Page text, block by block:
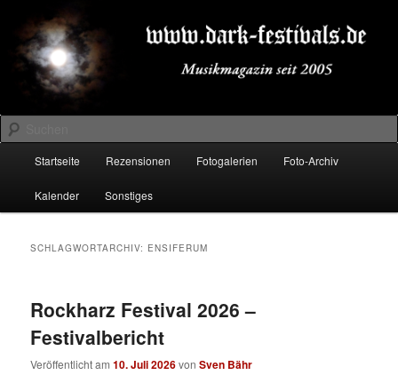
primären
Inhalt
springen
sekundären
Inhalt
springenDARK-FESTIVALS.DE
Suchen
Startseite Rezensionen Fotogalerien Foto-Archiv
Kalender Sonstiges
SCHLAGWORTARCHIV: ENSIFERUM
Rockharz Festival 2026 –
Festivalbericht
Veröffentlicht am10. Juli 2026vonSven Bähr